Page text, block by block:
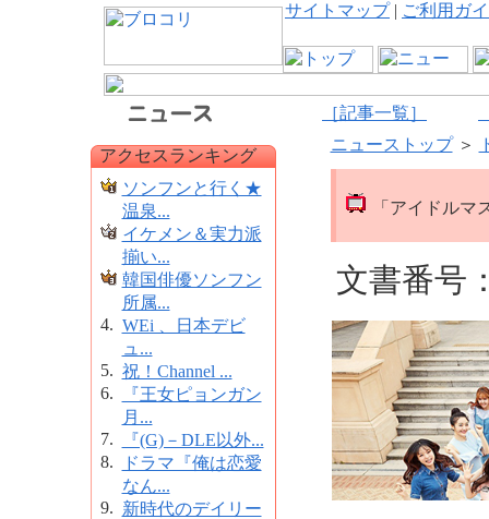
サイトマップ| ご利用ガ
［記事一覧］
アクセスランキング
ソンフンと行く★
温泉...
イケメン＆実力派
揃い...
韓国俳優ソンフン
所属...
4. WEi 、日本デビ
ュ...
5. 祝！Channel ...
6.
『王女ピョンガン
月...
7.
『(G)－DLE以外...
8.
ドラマ『俺は恋愛
なん...
9. 新時代のデイリー
ニューストップ＞
「アイドルマ
文書番号